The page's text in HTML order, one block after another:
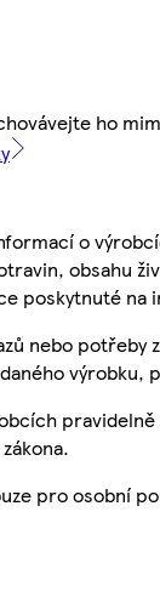
ho
o
obsahu
poskytnuté
nebo
výrobku,
pro osobní